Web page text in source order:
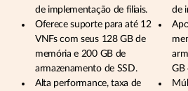
de implementação de filiais.
Oferece suporte para até 12
VNFs com seus 128 GB de
memória e 200 GB de
armazenamento de SSD.
Alta performance, taxa de
de
GB